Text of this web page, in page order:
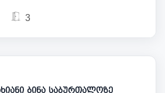
3
1 100
ქირავდება 3 ოთახიანი ბინა საბურთალოზე